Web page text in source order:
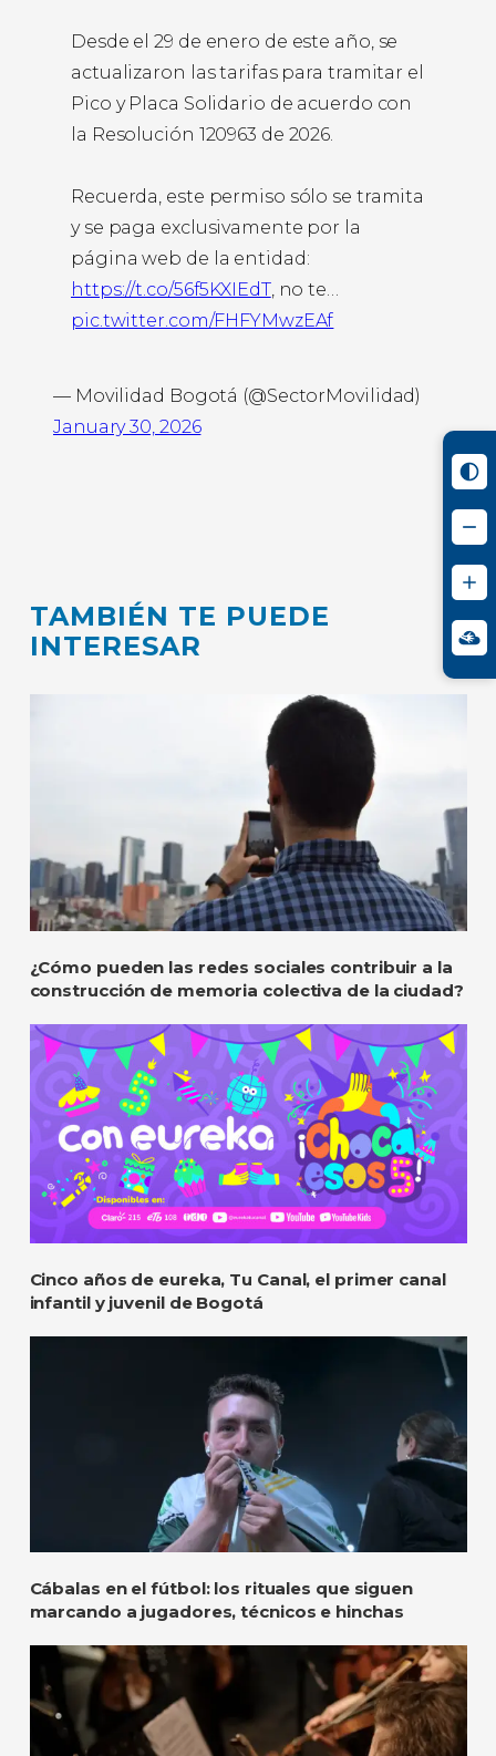
Desde el 29 de enero de este año, se
actualizaron las tarifas para tramitar el
Pico y Placa Solidario de acuerdo con
la Resolución 120963 de 2026.
Recuerda, este permiso sólo se tramita
y se paga exclusivamente por la
página web de la entidad:
https://t.co/56f5KXIEdT, no te…
pic.twitter.com/FHFYMwzEAf
— Movilidad Bogotá (@SectorMovilidad)
January 30, 2026
TAMBIÉN TE PUEDE
INTERESAR
¿Cómo pueden las redes sociales contribuir a la
construcción de memoria colectiva de la ciudad?
Cinco años de eureka, Tu Canal, el primer canal
infantil y juvenil de Bogotá
Cábalas en el fútbol: los rituales que siguen
marcando a jugadores, técnicos e hinchas